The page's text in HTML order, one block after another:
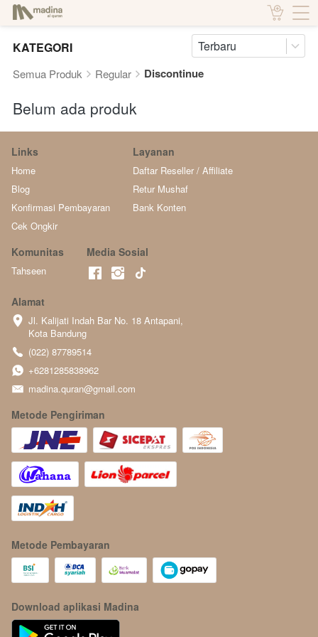
KATEGORI Terbaru
Semua Produk Regular Discontinue
Belum ada produk
Links
Home
Blog
Konfirmasi Pembayaran
Cek Ongkir
Layanan
Daftar Reseller / Affiliate
Retur Mushaf
Bank Konten
Komunitas
Tahseen
Media Sosial
Alamat
Jl. Kalijati Indah Bar No. 18 Antapani,
Kota Bandung
(022) 87789514
+6281285838962
madina.quran@gmail.com
Metode Pengiriman
Metode Pembayaran
Download aplikasi Madina